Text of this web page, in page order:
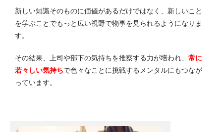
新しい知識そのものに価値があるだけではなく、新しいこと
を学ぶことでもっと広い視野で物事を見られるようになりま
す。
その結果、上司や部下の気持ちを推察する力が培われ、 常に
若々しい気持ちで色々なことに挑戦するメンタルにもつなが
っています。